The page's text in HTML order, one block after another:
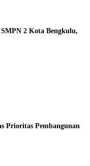
2 Kota Bengkulu,
Prioritas Pembangunan